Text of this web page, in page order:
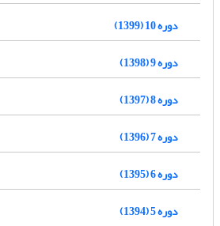
دوره 10 (1399)
دوره 9 (1398)
دوره 8 (1397)
دوره 7 (1396)
دوره 6 (1395)
دوره 5 (1394)